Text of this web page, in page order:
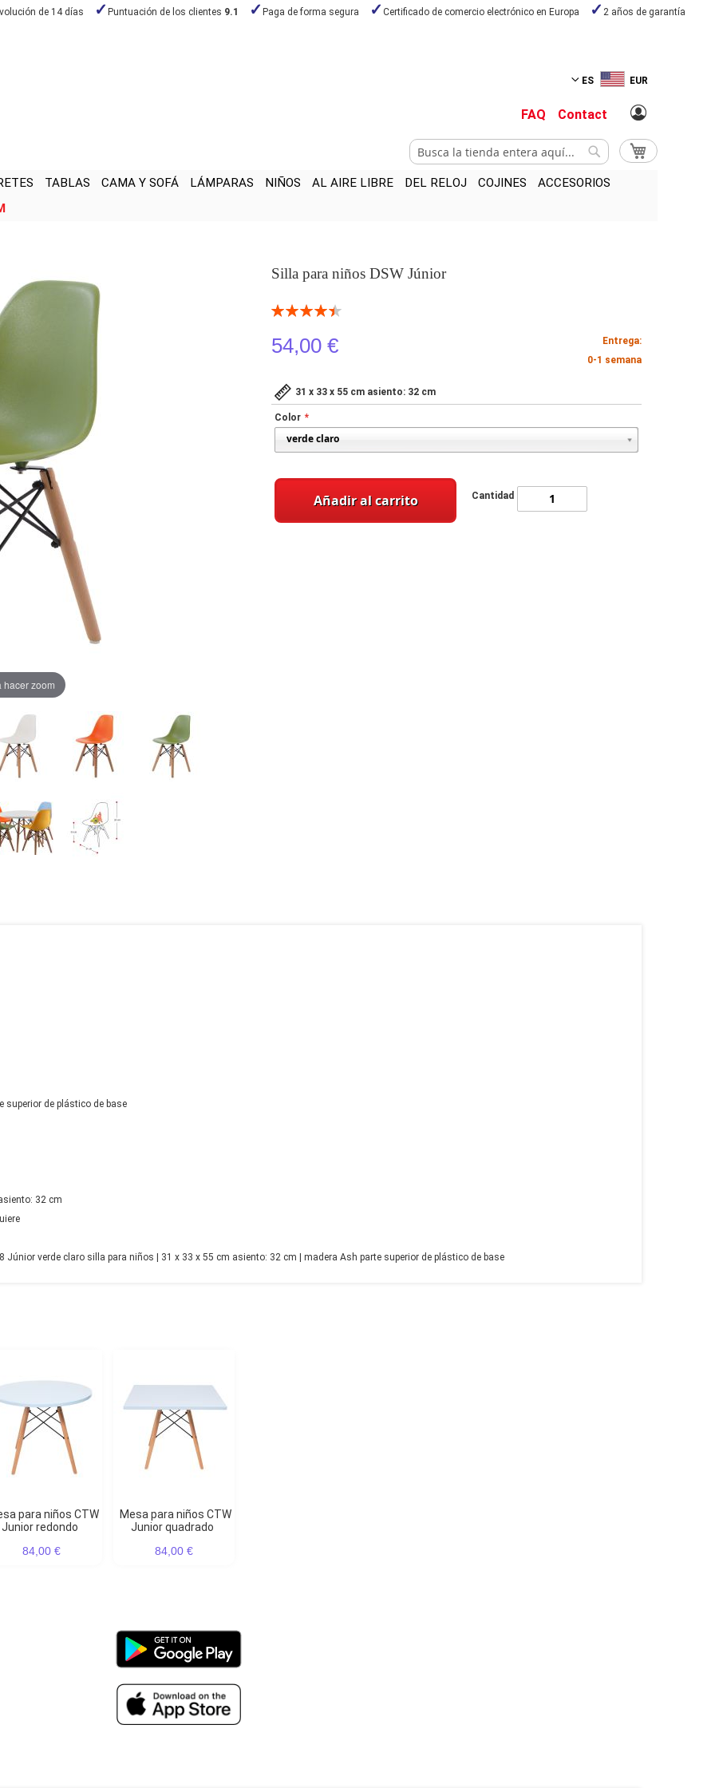
de 14 días Puntuación de los clientes 9.1 Paga de forma segura Certificado de comercio electrónico en Europa 2 años de garantía
ES EUR
FAQ Contact
Mi cesta
Buscar
TABLAS CAMA Y SOFÁ LÁMPARAS NIÑOS AL AIRE LIBRE DEL RELOJ COJINES
ACCESORIOS
Silla para niños DSW Júnior
Valoración:
54,00 €
Entrega:
0-1 semana
31 x 33 x 55 cm asiento: 32 cm
Color
Cantidad
Añadir al carrito
hacer zoom
superior de plástico de base
32 cm
Júnior verde claro silla para niños | 31 x 33 x 55 cm asiento: 32 cm | madera Ash parte superior de plástico de base
Junior redondo
84,00 €
Mesa para niños CTW
Junior quadrado
84,00 €